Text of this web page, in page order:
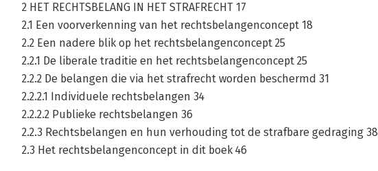
2 HET RECHTSBELANG IN HET STRAFRECHT 17
2.1 Een voorverkenning van het rechtsbelangenconcept 18
2.2 Een nadere blik op het rechtsbelangenconcept 25
2.2.1 De liberale traditie en het rechtsbelangenconcept 25
2.2.2 De belangen die via het strafrecht worden beschermd 31
2.2.2.1 Individuele rechtsbelangen 34
2.2.2.2 Publieke rechtsbelangen 36
2.2.3 Rechtsbelangen en hun verhouding tot de strafbare gedraging 38
2.3 Het rechtsbelangenconcept in dit boek 46